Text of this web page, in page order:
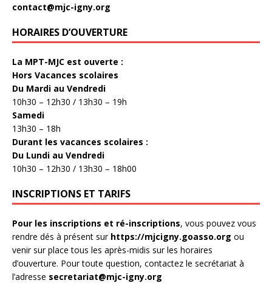
contact@mjc-igny.org
HORAIRES D’OUVERTURE
La MPT-MJC est ouverte :
Hors Vacances scolaires
Du Mardi au Vendredi
10h30 – 12h30 / 13h30 – 19h
Samedi
13h30 – 18h
Durant les vacances scolaires :
Du Lundi au Vendredi
10h30 – 12h30 / 13h30 – 18h00
INSCRIPTIONS ET TARIFS
Pour les inscriptions et ré-inscriptions, vous pouvez vous
rendre dés à présent sur https://mjcigny.goasso.org ou
venir sur place tous les après-midis sur les horaires
d’ouverture. Pour toute question, contactez le secrétariat à
l’adresse secretariat@mjc-igny.org